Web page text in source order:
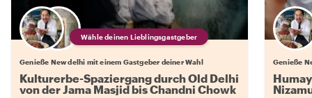
Wähle deinen Lieblingsgastgeber
Genieße New delhi mit einem Gastgeber deiner Wahl
Kulturerbe-Spaziergang durch Old Delhi
von der Jama Masjid bis Chandni Chowk
Genieße